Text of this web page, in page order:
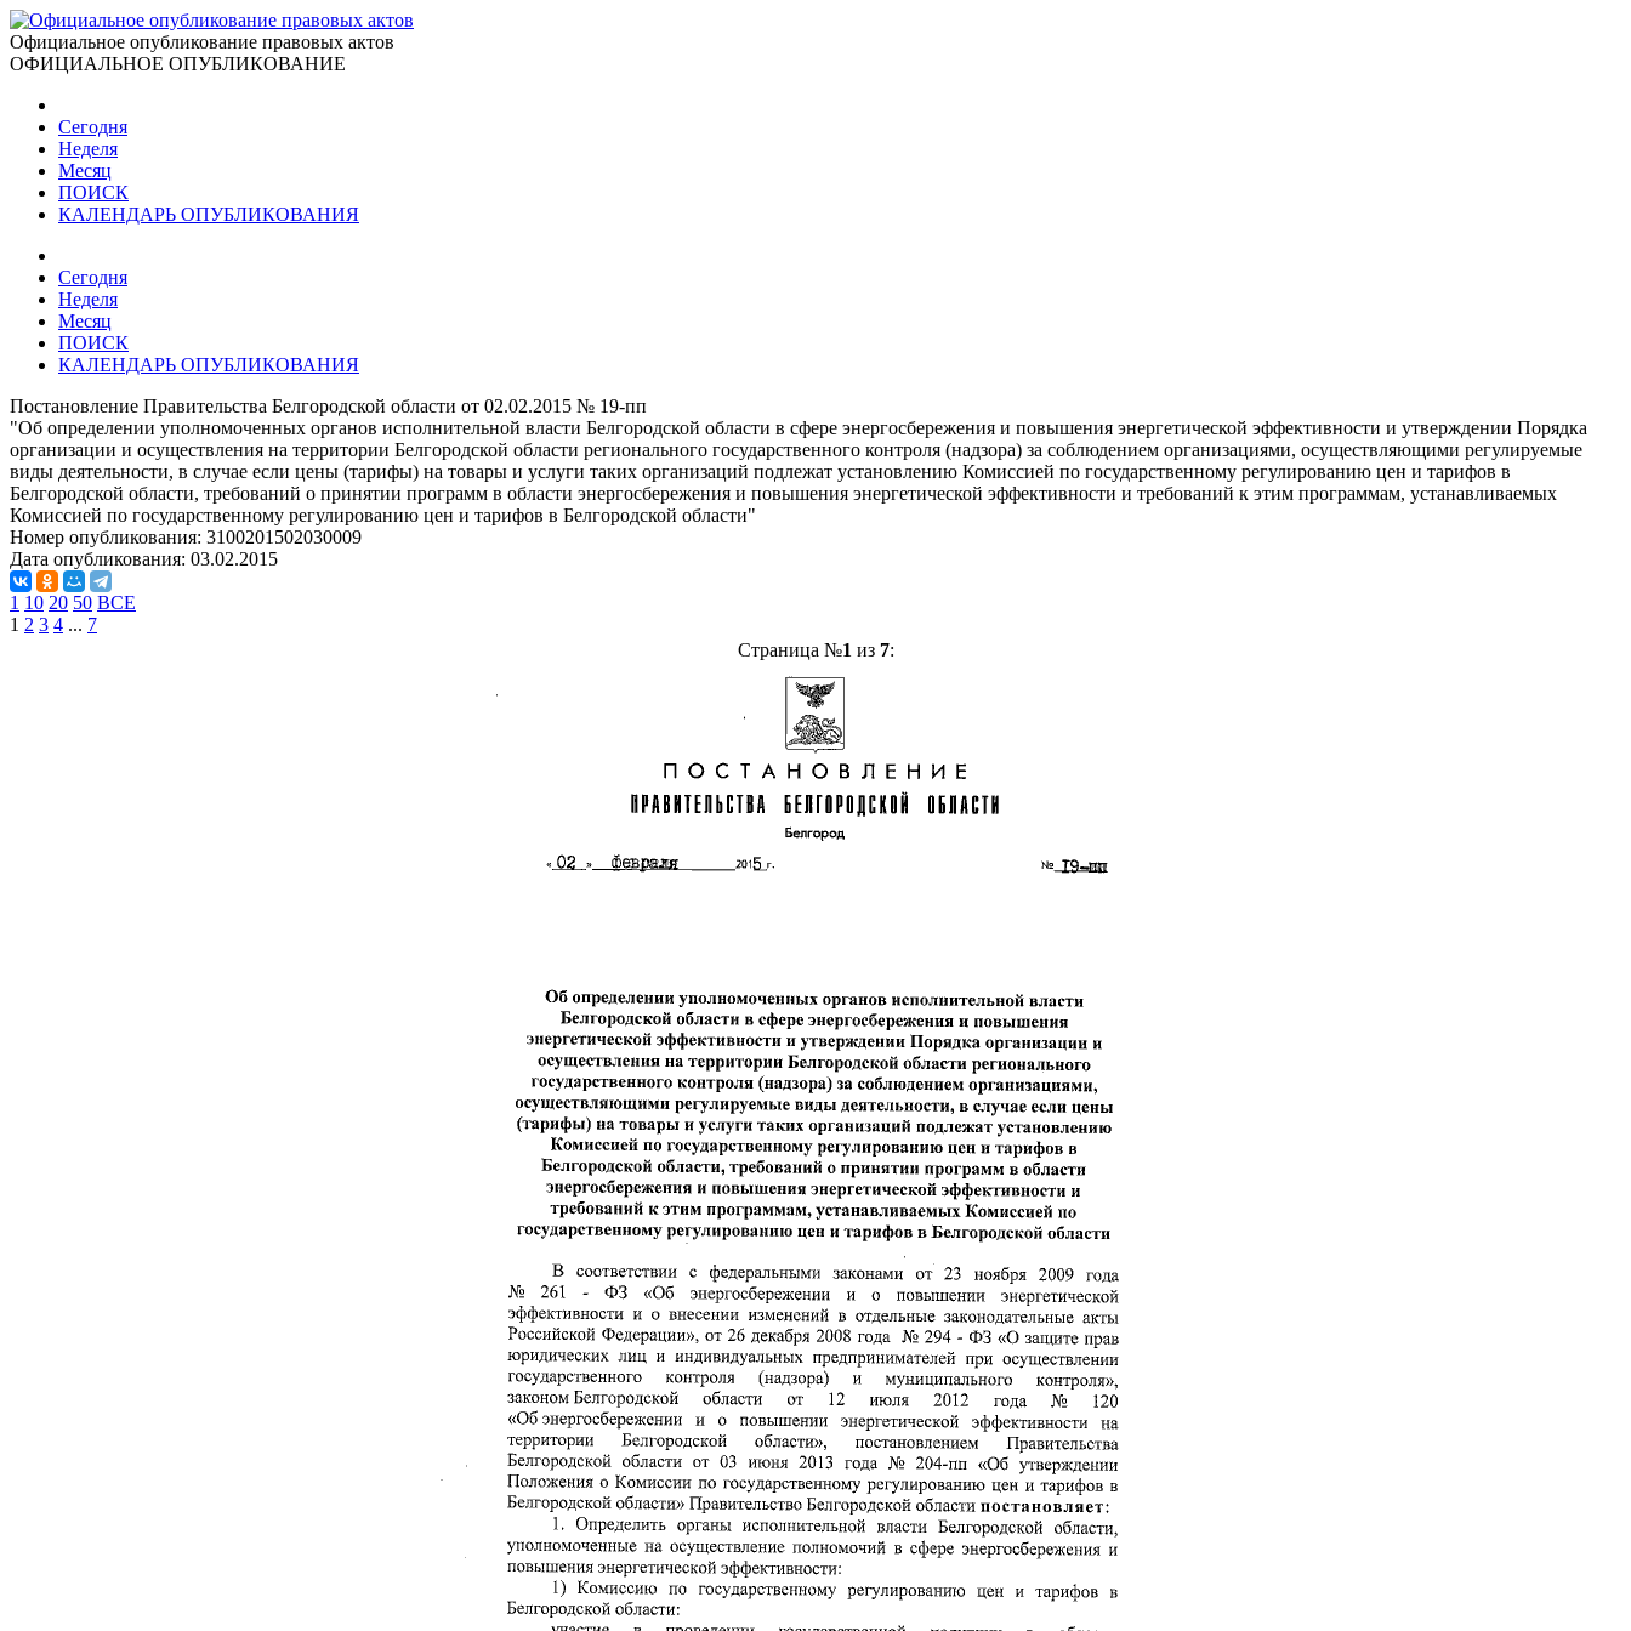
Официальное опубликование правовых актов
ОФИЦИАЛЬНОЕ ОПУБЛИКОВАНИЕ
Сегодня
Неделя
Месяц
ПОИСК
КАЛЕНДАРЬ ОПУБЛИКОВАНИЯ
Сегодня
Неделя
Месяц
ПОИСК
КАЛЕНДАРЬ ОПУБЛИКОВАНИЯ
Постановление Правительства Белгородской области от 02.02.2015 № 19-пп
"Об определении уполномоченных органов исполнительной власти Белгородской области в сфере энергосбережения и повышения энергетической эффективности и утверждении Порядка
организации и осуществления на территории Белгородской области регионального государственного контроля (надзора) за соблюдением организациями, осуществляющими регулируемые
виды деятельности, в случае если цены (тарифы) на товары и услуги таких организаций подлежат установлению Комиссией по государственному регулированию цен и тарифов в
Белгородской области, требований о принятии программ в области энергосбережения и повышения энергетической эффективности и требований к этим программам, устанавливаемых
Комиссией по государственному регулированию цен и тарифов в Белгородской области"
Номер опубликования: 3100201502030009
Дата опубликования: 03.02.2015
1 10 20 50 ВСЕ
1 2 3 4 ... 7
Страница №1 из 7: